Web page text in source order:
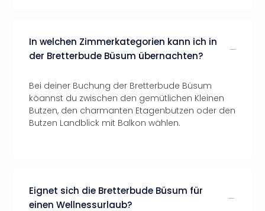
In welchen Zimmerkategorien kann ich in
der Bretterbude Büsum übernachten?
Bei deiner Buchung der Bretterbude Büsum
köannst du zwischen den gemütlichen Kleinen
Butzen, den charmanten Etagenbutzen oder den
Butzen Landblick mit Balkon wählen.
Eignet sich die Bretterbude Büsum für
einen Wellnessurlaub?